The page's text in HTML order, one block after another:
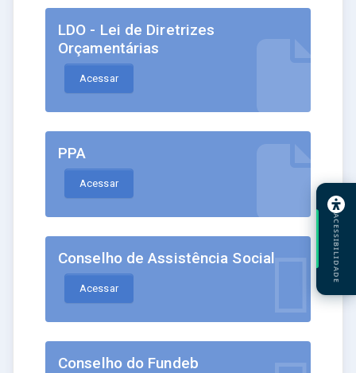
LDO - Lei de Diretrizes
Orçamentárias
Acessar
PPA
Acessar
Conselho de Assistência Social
Acessar
Conselho do Fundeb
ACESSIBILIDADE